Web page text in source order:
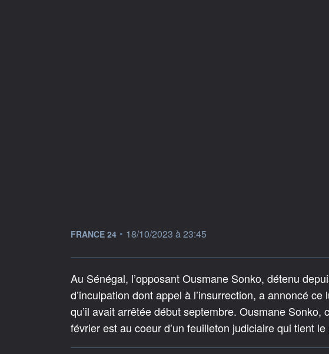
information fournie par
FRANCE 24 • 18/10/2023 à 23:45
Au Sénégal, l’opposant Ousmane Sonko, détenu
d’inculpation dont appel à l’insurrection, a annoncé
qu’il avait arrêtée début septembre. Ousmane
février est au coeur d’un feuilleton judiciaire qui tient